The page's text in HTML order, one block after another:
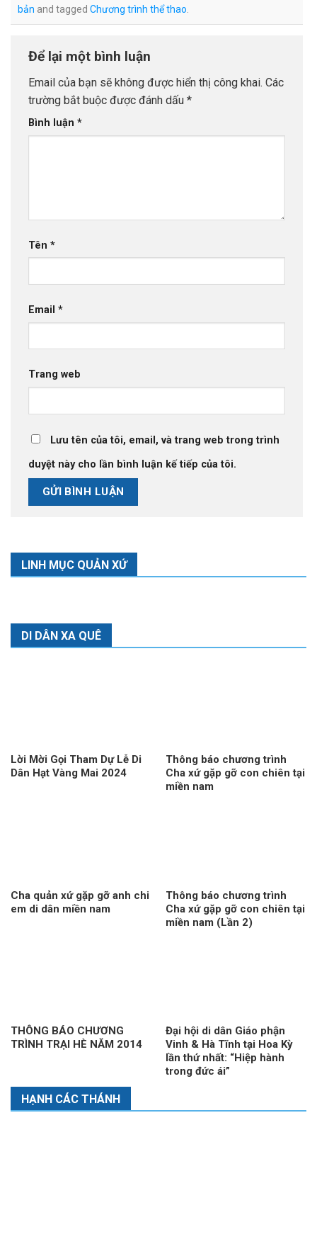
bản and tagged Chương trình thể thao
Để lại một bình luận
Email của bạn sẽ không được hiển thị công khai. Các
trường bắt buộc được đánh dấu *
Bình luận *
Tên *
Email *
Trang web
Lưu tên của tôi, email, và trang web trong trình
duyệt này cho lần bình luận kế tiếp của tôi.
LINH MỤC QUẢN XỨ
DI DÂN XA QUÊ
Lời Mời Gọi Tham Dự Lễ Di
Dân Hạt Vàng Mai 2024
Thông báo chương trình
Cha xứ gặp gỡ con chiên tại
miền nam
Cha quản xứ gặp gỡ anh chi
em di dân miền nam
Thông báo chương trình
Cha xứ gặp gỡ con chiên tại
miền nam (Lần 2)
THÔNG BÁO CHƯƠNG
TRÌNH TRẠI HÈ NĂM 2014
Đại hội di dân Giáo phận
Vinh & Hà Tĩnh tại Hoa Kỳ
lần thứ nhất: “Hiệp hành
trong đức ái”
HẠNH CÁC THÁNH